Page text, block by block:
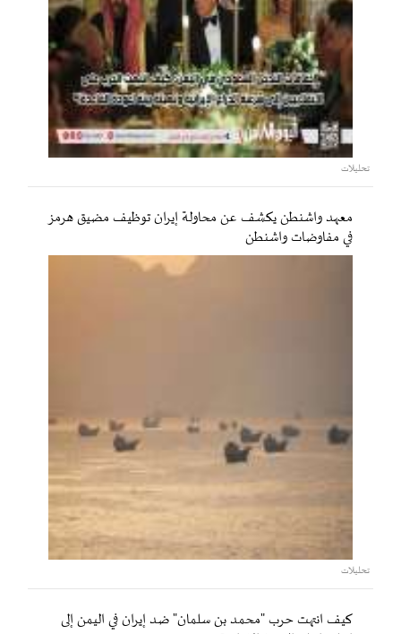
تحليلات
معهد واشنطن يكشف عن محاولة إيران توظيف مضيق هرمز
في مفاوضات واشنطن
تحليلات
كيف انتهت حرب "محمد بن سلمان" ضد إيران في اليمن إلى